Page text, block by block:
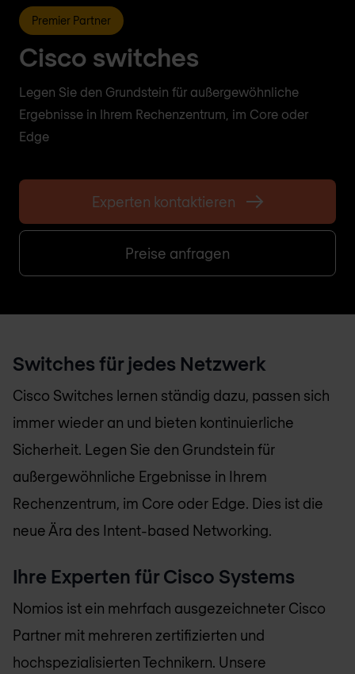
Premier Partner
Cisco switches
Legen Sie den Grundstein für außergewöhnliche
Ergebnisse in Ihrem Rechenzentrum, im Core oder
Edge
Experten kontaktieren
Preise anfragen
Switches für jedes Netzwerk
Cisco Switches lernen ständig dazu, passen sich
immer wieder an und bieten kontinuierliche
Sicherheit. Legen Sie den Grundstein für
außergewöhnliche Ergebnisse in Ihrem
Rechenzentrum, im Core oder Edge. Dies ist die
neue Ära des Intent-based Networking.
Ihre Experten für Cisco Systems
Nomios ist ein mehrfach ausgezeichneter Cisco
Partner mit mehreren zertifizierten und
hochspezialisierten Technikern. Unsere